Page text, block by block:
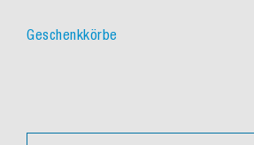
Geschenkkörbe